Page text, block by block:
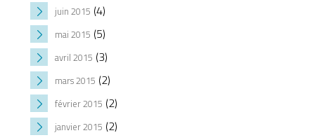
juin 2015 (4)
mai 2015 (5)
avril 2015 (3)
mars 2015 (2)
février 2015 (2)
janvier 2015 (2)